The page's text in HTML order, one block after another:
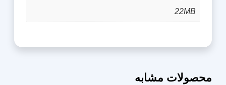
22MB
محصولات مشابه